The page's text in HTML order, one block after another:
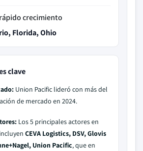
crecimiento
Florida, Ohio
clave
Union Pacific lideró con más del
de mercado en 2024.
Los 5 principales actores en
CEVA Logistics, DSV, Glovis
Union Pacific, que en